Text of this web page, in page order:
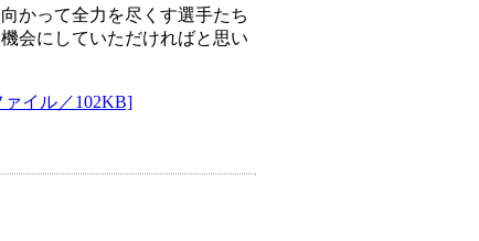
かって全力を尽くす選手たち
会にしていただければと思い
イル／102KB]